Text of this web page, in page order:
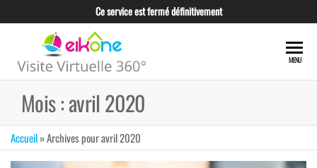
to
content
Ce service est fermé définitivement
VISITE
360°
TUNISIE
ENTREPRISES
MENU
Mois :avril 2020
Accueil»Archives pour avril 2020